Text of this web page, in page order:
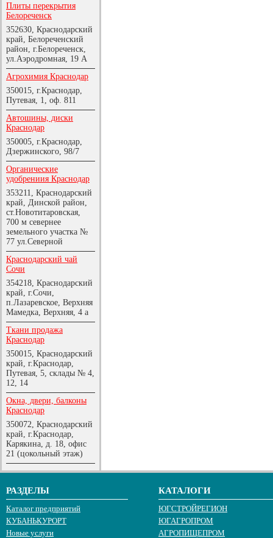
Плиты перекрытия
Белореченск
352630, Краснодарский
край, Белореченский
район, г.Белореченск,
ул.Аэродромная, 19 А
Агрохимия Краснодар
350015, г.Краснодар,
Путевая, 1, оф. 811
Автошины, диски
Краснодар
350005, г.Краснодар,
Дзержинского, 98/7
Органические
удобрениия Краснодар
353211, Краснодарский
край, Динской район,
ст.Новотитаровская,
700 м севернее
земельного участка №
77 ул.Северной
Краснодарский чай
Сочи
354218, Краснодарский
край, г.Сочи,
п.Лазаревское, Верхняя
Мамедка, Верхняя, 4 а
Ткани продажа
Краснодар
350015, Краснодарский
край, г.Краснодар,
Путевая, 5, склады № 4,
12, 14
Окна, двери, балконы
Краснодар
350072, Краснодарский
край, г.Краснодар,
Карякина, д. 18, офис
21 (цокольный этаж)
РАЗДЕЛЫ
Каталог предприятий
КУБАНЬКУРОРТ
Новые услуги
КАТАЛОГИ
ЮГСТРОЙРЕГИОН
ЮГАГРОПРОМ
АГРОПИЩЕПРОМ